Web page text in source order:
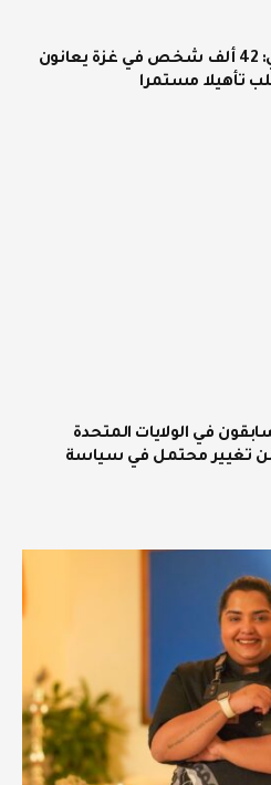
الإحصاء الفلسطيني: 42 ألف شخص في غزة يعانون
تأهيلا مستمرا
في الولايات المتحدة
تغيير محتمل في سياسة